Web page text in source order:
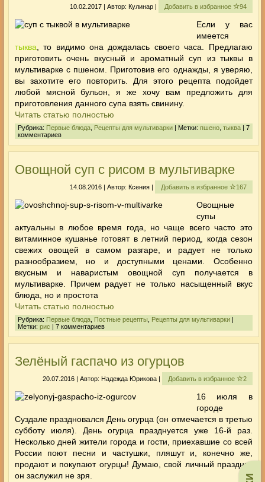
10.02.2017 | Автор: Кулинар | Добавить в избранное 94
Если у вас
имеется
тыква , то видимо она дождалась своего часа. Предлагаю
приготовить очень вкусный и ароматный суп из тыквы в
мультиварке с пшеном. Приготовив его однажды, я уверяю,
вы захотите его повторить. Для этого рецепта подойдет
любой мясной бульон, я же хочу вам предложить для
приготовления данного супа взять свинину.
Читать статью полностью
Рубрика: Первые блюда, Рецепты для мультиварки| Метки: пшено, тыква| 7
комментариев
Овощной суп с рисом в мультиварке
14.08.2016 | Автор: Ксения | Добавить в избранное 167
Овощные
супы
актуальны в любое время года, но чаще всего часто это
витаминное кушанье готовят в летний период, когда сезон
свежих овощей в самом разгаре, и радует не только
разнообразием, но и доступными ценами. Особенно
вкусным и наваристым овощной суп получается в
мультиварке. Причем радует не только насыщенный вкус
блюда, но и простота
Читать статью полностью
Рубрика: Первые блюда, Постные рецепты Рецепты для мультиварки|
Метки: рис | 7 комментариев
Зелёный гаспачо из огурцов
20.07.2016 | Автор: Надежда Юрикова | Добавить в избранное 2
16 июля в
городе
Суздале праздновался День огурца (он отмечается в третью
субботу июля). День огурца празднуется уже 16-й раз.
Несколько дней жители города и гости, приехавшие со всей
России поют песни и частушки, пляшут и, конечно же,
продают и покупают огурцы! Думаю, свой личный праздник
он заслужил не зря.